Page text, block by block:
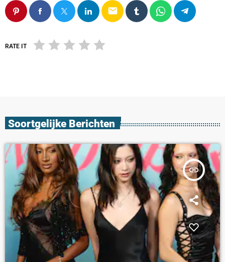
email
RATE IT
Soortgelijke Berichten
insert_link